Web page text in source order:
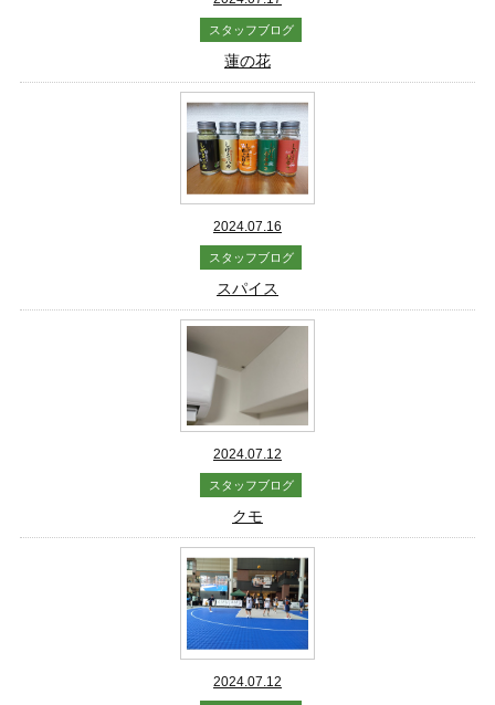
スタッフブログ
蓮の花
2024.07.16
スタッフブログ
スパイス
2024.07.12
スタッフブログ
クモ
2024.07.12